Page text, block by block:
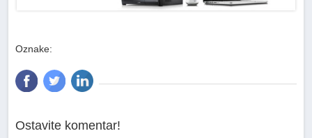
Oznake:
Ostavite komentar!